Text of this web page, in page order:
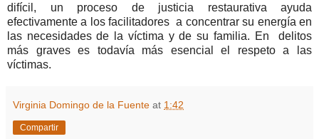
difícil, un proceso de justicia restaurativa ayuda
efectivamente a los facilitadores a concentrar su energía en
las necesidades de la víctima y de su familia. En delitos
más graves es todavía más esencial el respeto a las
víctimas.
Virginia Domingo de la Fuente at 1:42
Compartir